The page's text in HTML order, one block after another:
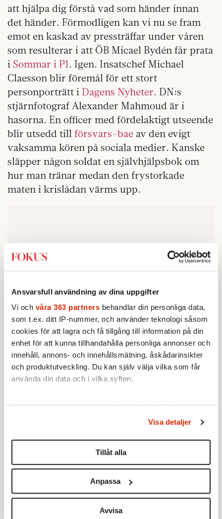
Ansvarsfull användning av dina uppgifter
Vi och våra 363 partners behandlar din personliga data,
som t.ex. ditt IP-nummer, och använder teknologi såsom
cookies för att lagra och få tillgång till information på din
enhet för att kunna tillhandahålla personliga annonser och
innehåll, annons- och innehållsmätning, åskådarinsikter
och produktutveckling. Du kan själv välja vilka som får
använda din data och i vilka syften.
Du kan ändra eller dra tillbaka ditt samtycke när som
helst från cookie-förklaringen.
Vi använder enhetsidentifierare för att anpassa innehållet
för sociala medier och analysera vår trafik. Vi
vidarebefordrar även sådana identifierare och annan
information från din enhet till de sociala medier och
Visa detaljer
Tillåt alla
Anpassa
Avvisa
att hjälpa dig förstå vad som händer innan
det händer. Förmodligen kan vi nu se fram
emot en kaskad av pressträffar under våren
som resulterar i att ÖB Micael Bydén får prata
i Sommar i P1. Igen. Insatschef Michael
Claesson blir föremål för ett stort
personporträtt i Dagens Nyheter. DN:s
stjärnfotograf Alexander Mahmoud är i
hasorna. En officer med fördelaktigt utseende
blir utsedd till försvars-bae av den evigt
vaksamma kören på sociala medier. Kanske
släpper någon soldat en självhjälpsbok om
hur man tränar medan den frystorkade
maten i krislådan värms upp.
Lex Folkhälsomyndigheten.
***
– i brevlådan eller
enbart digitalt.